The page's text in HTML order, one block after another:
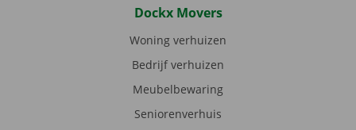
Dockx Movers
Woning verhuizen
Bedrijf verhuizen
Meubelbewaring
Seniorenverhuis